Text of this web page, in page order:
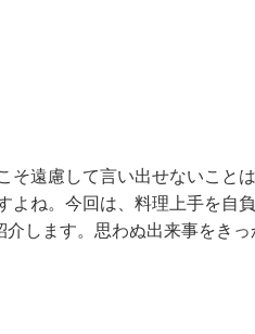
そ遠慮して言い出せないこと
よね。今回は、料理上手を自
します。思わぬ出来事をきっ